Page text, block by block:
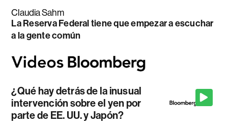
Claudia Sahm
La Reserva Federal tiene que empezar a escuchar
a la gente común
¿Qué hay detrás de la inusual
intervención sobre el yen por
parte de EE. UU. y Japón?